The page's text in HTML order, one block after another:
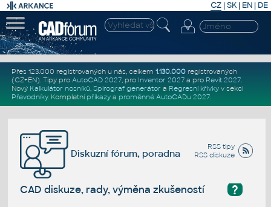
CZ | SK| EN | DE
Přes 123.000 registrovaných u nás, celkem 1.130.000registrovaných
(CZ+EN). Tipy pro AutoCAD 2027, pro Inventor 2027a pro Revit 2027.
Nový Kalkulátor nosníků, Spirograf generátor a Regresní křivkyv sekci
Převodníky. Kompletní příkazya proměnné AutoCADu 2027.
RSS tipy
RSS diskuze
Diskuzní fórum, poradna
?
CAD diskuze, rady, výměna zkušeností